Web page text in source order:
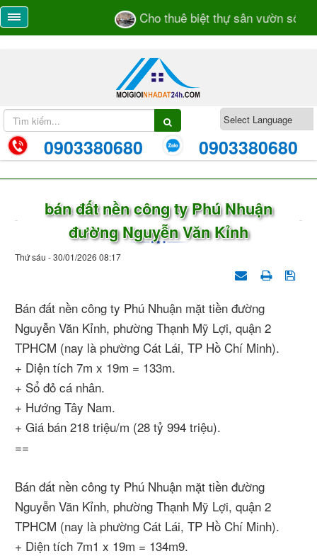
Cho thuê biệt thự sân vườn số 55/
0903380680 0903380680
bán đất nền công ty Phú Nhuận
đường Nguyễn Văn Kỉnh
Thứ sáu - 30/01/2026 08:17
Bán đất nền công ty Phú Nhuận mặt tiền đường
Nguyễn Văn Kỉnh, phường Thạnh Mỹ Lợi, quận 2
TPHCM (nay là phường Cát Lái, TP Hồ Chí Minh).
+ Diện tích 7m x 19m = 133m.
+ Sổ đỏ cá nhân.
+ Hướng Tây Nam.
+ Giá bán 218 triệu/m (28 tỷ 994 triệu).
==
Bán đất nền công ty Phú Nhuận mặt tiền đường
Nguyễn Văn Kỉnh, phường Thạnh Mỹ Lợi, quận 2
TPHCM (nay là phường Cát Lái, TP Hồ Chí Minh).
+ Diện tích 7m1 x 19m = 134m9.